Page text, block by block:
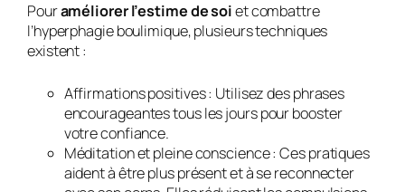
Pouraméliorer l’estime de soiet combattre
l’hyperphagie boulimique, plusieurs techniques
existent :
Affirmations positives : Utilisez des phrases
encourageantes tous les jours pour booster
votre confiance.
Méditation et pleine conscience : Ces pratiques
aident à être plus présent et à se reconnecter